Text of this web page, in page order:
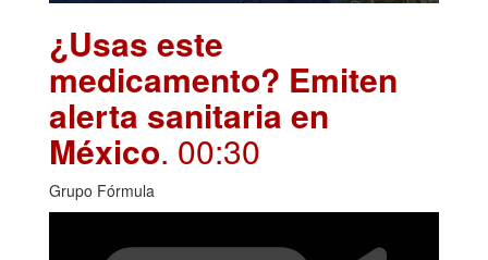
¿Usas este
medicamento? Emiten
alerta sanitaria en
México. 00:30
Grupo Fórmula